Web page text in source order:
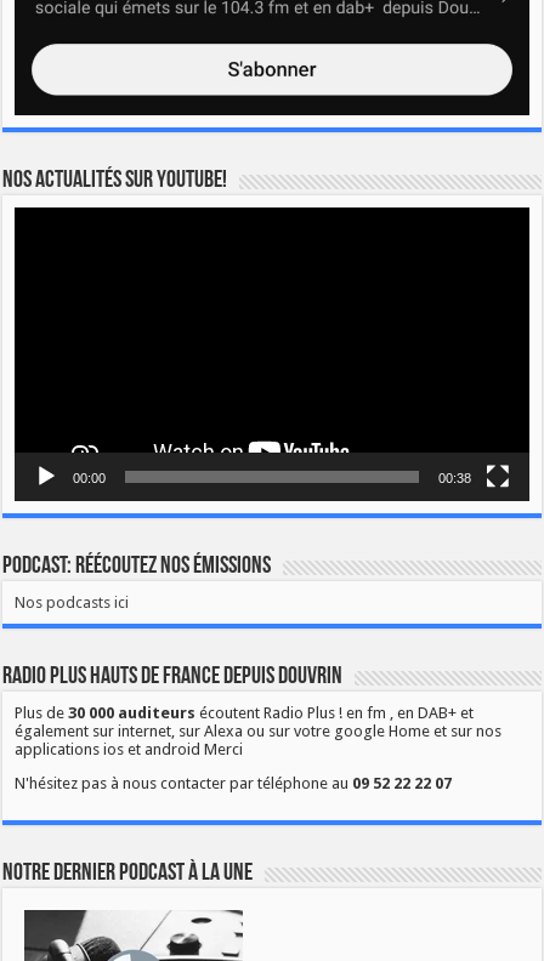
Nos actualités sur YOUTUBE!
00:00 00:38
Podcast: Réécoutez nos émissions
Nos podcasts ici
Radio Plus Hauts de France depuis Douvrin
Plus de30 000 auditeurs écoutent Radio Plus ! en fm , en DAB+ et
également sur internet, sur Alexa ou sur votre google Home et sur nos
applications ios et android Merci
N'hésitez pas à nous contacter par téléphone au 09 52 22 22 07
Notre dernier podcast à la une